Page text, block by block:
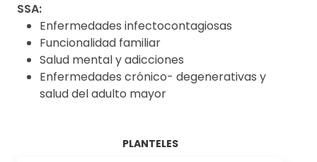
SSA:
Enfermedades infectocontagiosas
Funcionalidad familiar
Salud mental y adicciones
Enfermedades crónico- degenerativas y
salud del adulto mayor
PLANTELES